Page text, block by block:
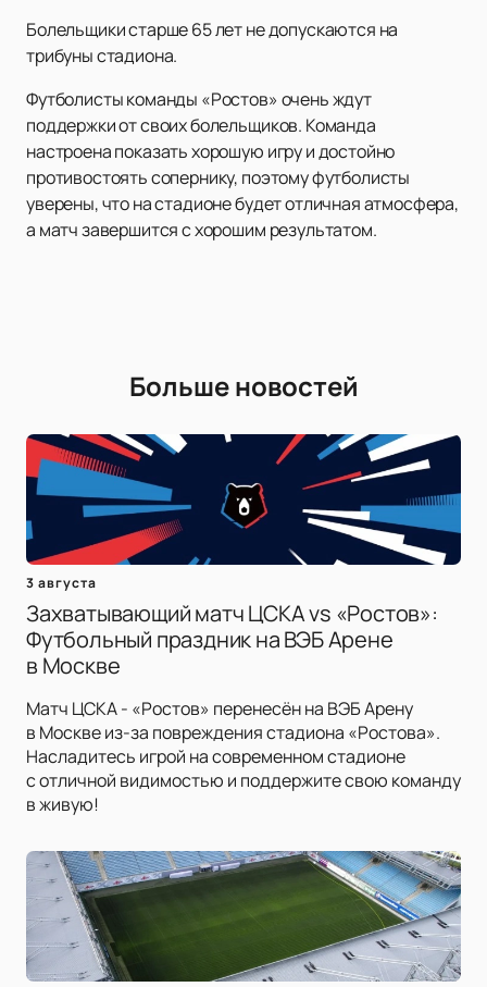
Болельщики старше 65 лет не допускаются на
трибуны стадиона.
Футболисты команды «Ростов» очень ждут
поддержки от своих болельщиков. Команда
настроена показать хорошую игру и достойно
противостоять сопернику, поэтому футболисты
уверены, что на стадионе будет отличная атмосфера,
а матч завершится с хорошим результатом.
Больше новостей
3 августа
Захватывающий матч ЦСКА vs «Ростов»:
Футбольный праздник на ВЭБ Арене
в Москве
Матч ЦСКА - «Ростов» перенесён на ВЭБ Арену
в Москве из-за повреждения стадиона «Ростова».
Насладитесь игрой на современном стадионе
с отличной видимостью и поддержите свою команду
в живую!